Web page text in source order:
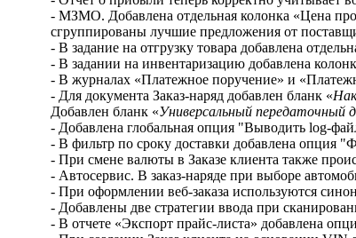
- МЗМО. Добавлена отдельная колонка «Цена
сгруппированы лучшие предложения от
- В задание на отгрузку товара добавлена
- В задании на инвентаризацию добавлена
- В журналах «Платежное поручение» и
- Для документа Заказ-наряд добавлен бланк «
Добавлен бланк «Универсальный передаточный
- Добавлена глобальная опция "Выводить log-
- В фильтр по сроку доставки добавлена опция
- При смене валюты в Заказе клиента также
- Автосервис. В заказ-наряде при выборе
- При оформлении веб-заказа используются
- Добавлены две стратегии ввода при
- В отчете «Экспорт прайс-листа» добавлена